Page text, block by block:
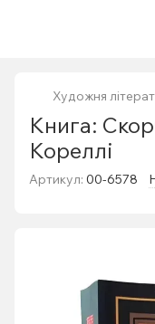
Художня
Книга:
Кореллі
Артикул: 00-6578